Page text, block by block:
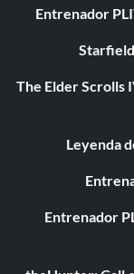
Entrenador
The Elder Scrolls
Leyenda
Entrenador